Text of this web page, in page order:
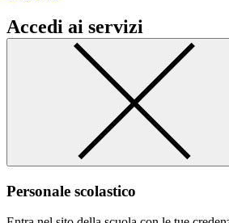
Accedi ai servizi
Personale scolastico